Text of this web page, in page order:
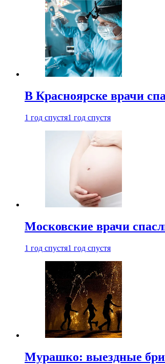
В Красноярске врачи
1 год спустя1 год спустя
Московские врачи
1 год спустя1 год спустя
Мурашко: выездные